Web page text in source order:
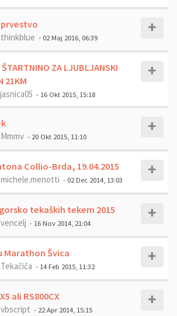
thinkblue - 02 Maj 2016, 06:39
ŠTARTNINO ZA LJUBLJANSKI
21KM
jasnica05 - 16 Okt 2015, 15:18
Mmmv - 20 Okt 2015, 11:10
Collio-Brda, 19.04.2015
michele.menotti - 02 Dec 2014, 13:03
tekaških tekem 2015
vencelj - 16 Nov 2014, 21:04
Marathon Švica
Tekačiča - 14 Feb 2015, 11:32
ali RS800CX
vbscript - 22 Apr 2014, 15:15